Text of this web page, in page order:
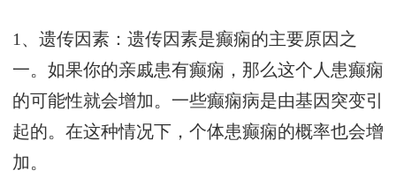
1、遗传因素：遗传因素是癫痫的主要原因之
一。如果你的亲戚患有癫痫，那么这个人患癫痫
的可能性就会增加。一些癫痫病是由基因突变引
起的。在这种情况下，个体患癫痫的概率也会增
加。